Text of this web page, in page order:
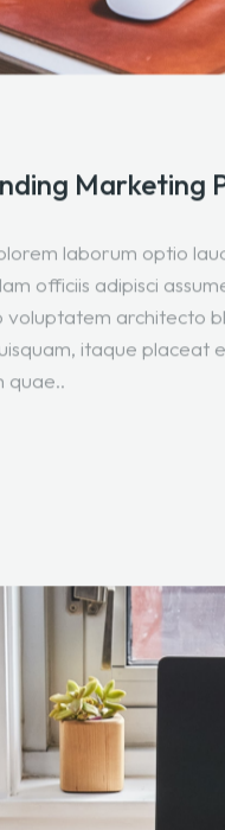
Marketing
laborum optio
officiis adipisci
architecto
itaque placeat
quae..